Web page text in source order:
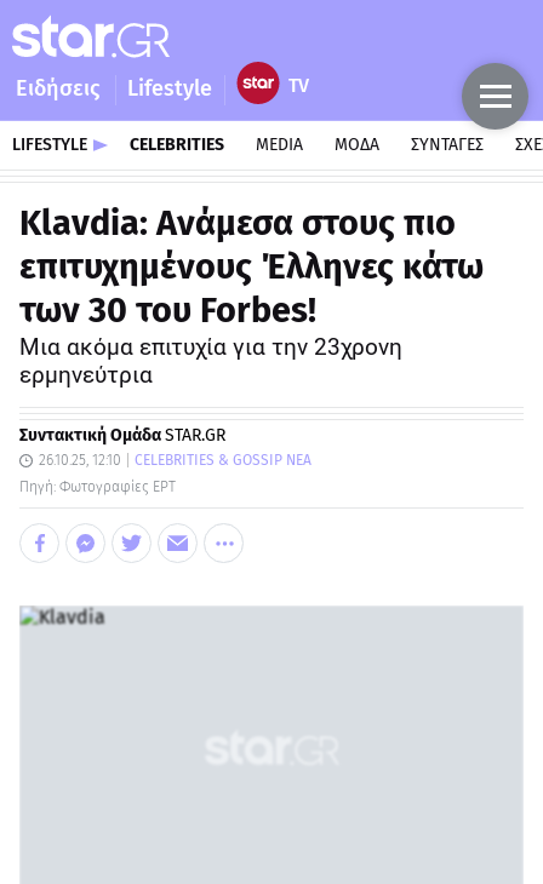
Ειδήσεις Lifestyle
LIFESTYLE CELEBRITIES MEDIA ΜΟΔΑ ΣΥΝΤΑΓΕΣ
Klavdia: Aνάμεσα στους πιο
επιτυχημένους Έλληνες κάτω
των 30 του Forbes!
Μια ακόμα επιτυχία για την 23χρονη
ερμηνεύτρια
Συντακτική ΟμάδαSTAR.GR
26.10.25, 12:10
CELEBRITIES & GOSSIP ΝΕΑ
Πηγή: Φωτογραφίες ΕΡΤ